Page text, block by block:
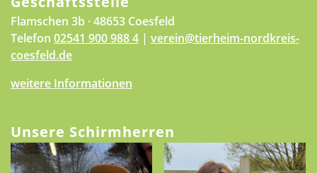
Flamschen 3b · 48653 Coesfeld
Telefon 02541 900 988 4 | verein@tierheim-nordkreis-
coesfeld.de
weitere Informationen
Unsere Schirmherren